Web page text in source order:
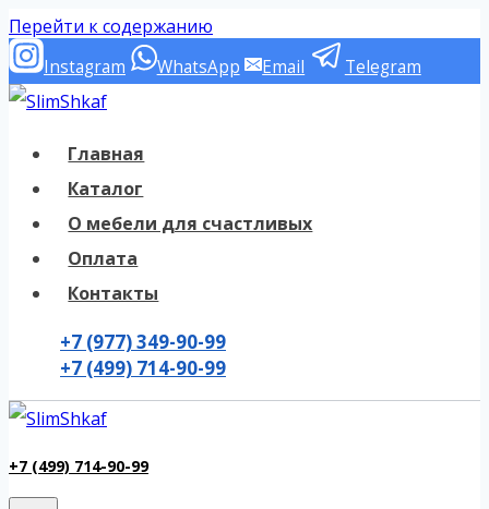
Перейти к содержанию
Instagram WhatsApp Email Telegram
Главная
Каталог
О мебели для счастливых
Оплата
Контакты
+7 (977) 349-90-99
+7 (499) 714-90-99
+7 (499) 714-90-99